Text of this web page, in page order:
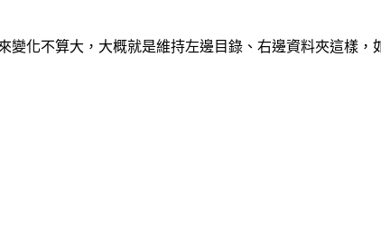
變化不算大，大概就是維持左邊目錄、右邊資料夾這樣，